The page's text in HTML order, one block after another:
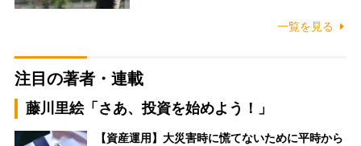
一覧を見る
注目の著者・連載
藤川里絵「さあ、投資を始めよう！」
【資産運用】大災害時に慌てないために平時から